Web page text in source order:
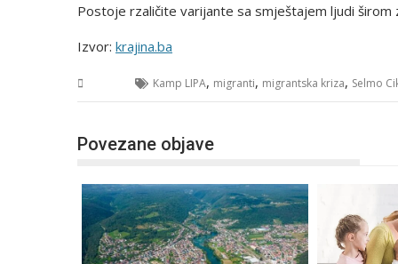
Postoje rzaličite varijante sa smještajem ljudi širom
Izvor: krajina.ba
Kamp LIPA, migranti, migrantska kriza, Selmo
Povezane objave